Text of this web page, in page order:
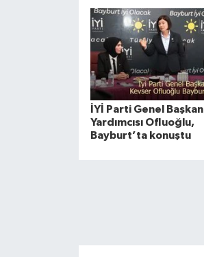
İYİ Parti Genel Başkan
Yardımcısı Ofluoğlu,
Bayburt’ta konuştu